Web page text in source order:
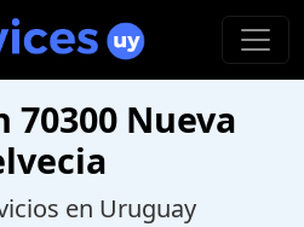
70300 Nueva
en Uruguay